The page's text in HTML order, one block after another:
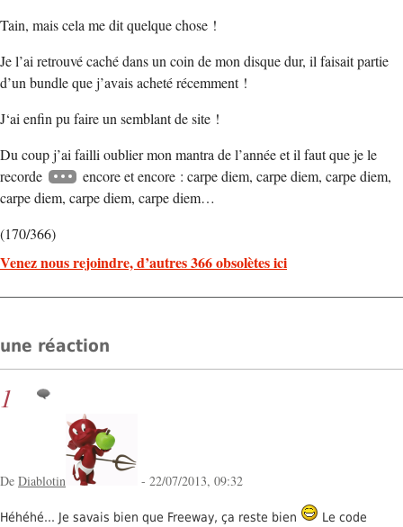
Tain, mais cela me dit quelque chose !
Je l’ai retrouvé caché dans un coin de mon disque dur, il faisait partie
d’un bundle que j’avais acheté récemment !
J‘ai enfin pu faire un semblant de site !
Du coup j’ai failli oublier mon mantra de l’année et il faut que je le
recorde
encore et encore : carpe diem, carpe diem, carpe diem,
carpe diem, carpe diem, carpe diem…
(170/366)
Venez nous rejoindre, d’autres 366 obsolètes ici
une réaction
1
De Diablotin - 22/07/2013, 09:32
Héhéhé... Je savais bien que Freeway, ça reste bien
Le code